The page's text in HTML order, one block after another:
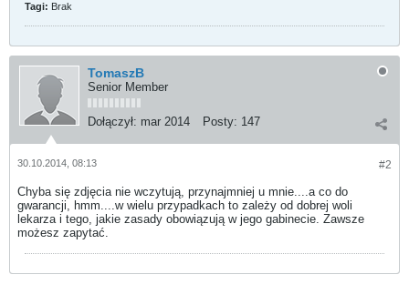
Tagi: Brak
TomaszB
Senior Member
Dołączył: mar 2014 Posty: 147
#2
30.10.2014, 08:13
Chyba się zdjęcia nie wczytują, przynajmniej u mnie....a co do
gwarancji, hmm....w wielu przypadkach to zależy od dobrej woli
lekarza i tego, jakie zasady obowiązują w jego gabinecie. Zawsze
możesz zapytać.